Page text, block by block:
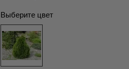
Выберите цвет